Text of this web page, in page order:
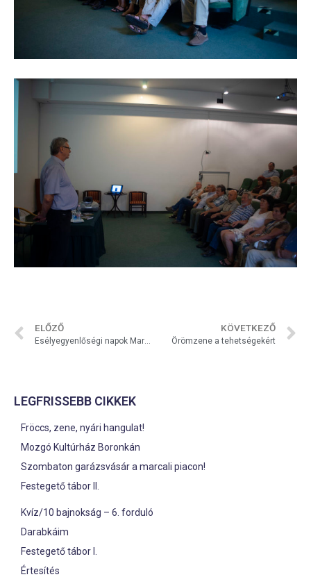
ELŐZŐ
Esélyegyenlőségi napok Marcaliban
KÖVETKEZŐ
Örömzene a tehetségekért
LEGFRISSEBB CIKKEK
Fröccs, zene, nyári hangulat!
Mozgó Kultúrház Boronkán
Szombaton garázsvásár a marcali piacon!
Festegető tábor II.
Kvíz/10 bajnokság – 6. forduló
Darabkáim
Festegető tábor I.
Értesítés